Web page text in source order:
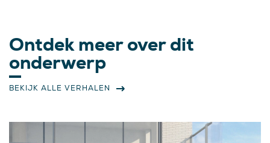
Ontdek meer over dit
onderwerp
BEKIJK ALLE VERHALEN